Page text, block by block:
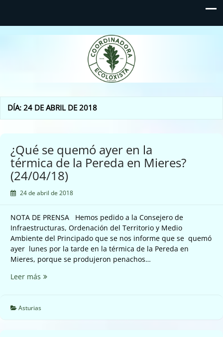
Coordinadora Ecoloxista
d'Asturies
DÍA:24 DE ABRIL DE 2018
¿Qué se quemó ayer en la
térmica de la Pereda en Mieres?
(24/04/18)
24 de abril de 2018
NOTA DE PRENSA Hemos pedido a la Consejero de
Infraestructuras, Ordenación del Territorio y Medio
Ambiente del Principado que se nos informe que se quemó
ayer lunes por la tarde en la térmica de la Pereda en
Mieres, porque se produjeron penachos…
Leer más ¿Qué
ayer
Asturias